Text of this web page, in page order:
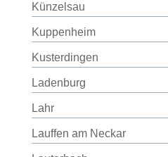
Künzelsau
Kuppenheim
Kusterdingen
Ladenburg
Lahr
Lauffen am Neckar